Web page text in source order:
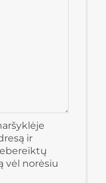
ir
vėl norėsiu